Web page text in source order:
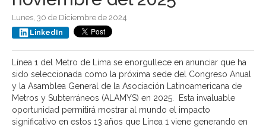
Lunes, 30 de Diciembre de 2024
LinkedIn
Línea 1 del Metro de Lima se enorgullece en anunciar que ha
sido seleccionada como la próxima sede del Congreso Anual
y la Asamblea General de la Asociación Latinoamericana de
Metros y Subterráneos (ALAMYS) en 2025. Esta invaluable
oportunidad permitirá mostrar al mundo el impacto
significativo en estos 13 años que Línea 1 viene generando en